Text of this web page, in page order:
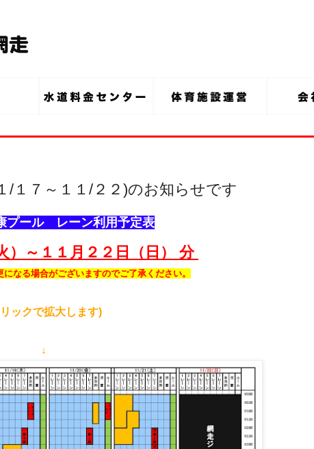
/１７～１１/２２)のお知らせです
プール レーン利用予定表
）～１１月２２ 日（日） 分
なる場合がございますのでご了承ください。
ックで拡大します)
↓